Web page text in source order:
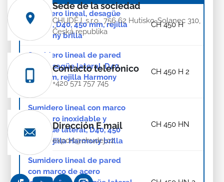
Sumidero lineal, desagüe
lateral, D40, 450 mm, rejilla
Harmony brilla
CH 450 H
Sumidero lineal de pared
con desagüe lateral, D40,
450 mm, rejilla Harmony
brilla
CH 450 H 2
Sumidero lineal con marco
de acero inoxidable y
desagüe lateral, D40, 450
mm, rejilla Harmony brilla
CH 450 HN
Sumidero lineal de pared
con marco de acero
Sede de la sociedad
CHUDĚJ, s.r.o., 756 62 Hutisko-Solanec 310,
Česká republika
Contacto telefónico
+420 571 757 745
Dirección E mail
export@chudej.cz